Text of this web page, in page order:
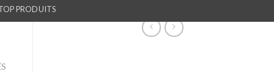
PRODUITS